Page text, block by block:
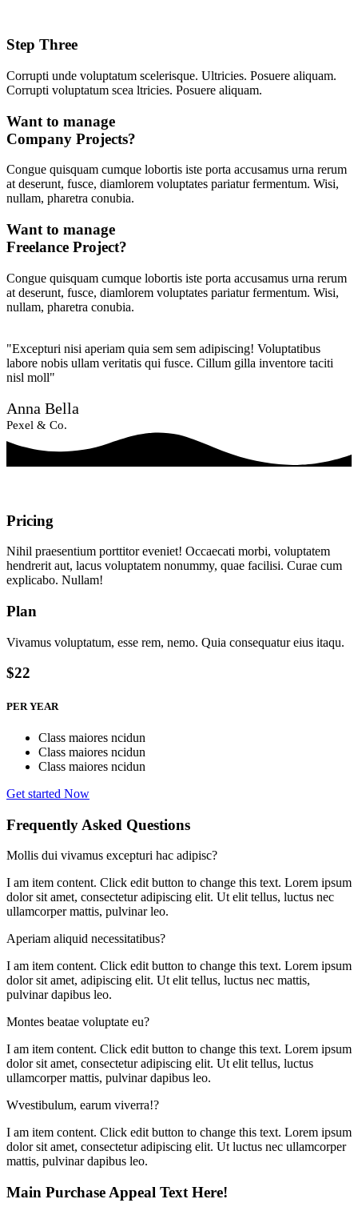
Step Three
Corrupti unde voluptatum scelerisque. Ultricies. Posuere aliquam.
Corrupti voluptatum scea ltricies. Posuere aliquam.
Want to manage
Company Projects?
Congue quisquam cumque lobortis iste porta accusamus urna rerum
at deserunt, fusce, diamlorem voluptates pariatur fermentum. Wisi,
nullam, pharetra conubia.
Want to manage
Freelance Project?
Congue quisquam cumque lobortis iste porta accusamus urna rerum
at deserunt, fusce, diamlorem voluptates pariatur fermentum. Wisi,
nullam, pharetra conubia.
"Excepturi nisi aperiam quia sem sem adipiscing! Voluptatibus
labore nobis ullam veritatis qui fusce. Cillum gilla inventore taciti
nisl moll"
Anna Bella
Pexel & Co.
Pricing
Nihil praesentium porttitor eveniet! Occaecati morbi, voluptatem
hendrerit aut, lacus voluptatem nonummy, quae facilisi. Curae cum
explicabo. Nullam!
Plan
Vivamus voluptatum, esse rem, nemo. Quia consequatur eius itaqu.
$22
PER YEAR
Class maiores ncidun
Class maiores ncidun
Class maiores ncidun
Get started Now
Frequently Asked Questions
Mollis dui vivamus excepturi hac adipisc?
I am item content. Click edit button to change this text. Lorem ipsum
dolor sit amet, consectetur adipiscing elit. Ut elit tellus, luctus nec
ullamcorper mattis, pulvinar leo.
Aperiam aliquid necessitatibus?
I am item content. Click edit button to change this text. Lorem ipsum
dolor sit amet, adipiscing elit. Ut elit tellus, luctus nec mattis,
pulvinar dapibus leo.
Montes beatae voluptate eu?
I am item content. Click edit button to change this text. Lorem ipsum
dolor sit amet, consectetur adipiscing elit. Ut elit tellus, luctus
ullamcorper mattis, pulvinar dapibus leo.
Wvestibulum, earum viverra!?
I am item content. Click edit button to change this text. Lorem ipsum
dolor sit amet, consectetur adipiscing elit. Ut luctus nec ullamcorper
mattis, pulvinar dapibus leo.
Main Purchase Appeal Text Here!